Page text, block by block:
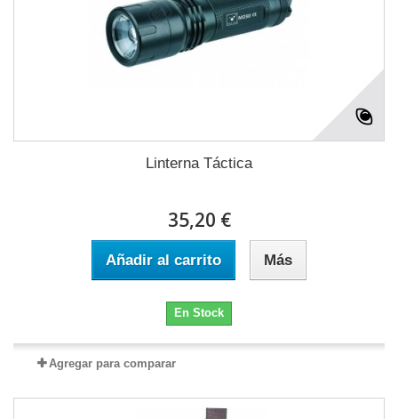
Linterna Táctica
35,20 €
Añadir al carrito Más
En Stock
Agregar para comparar